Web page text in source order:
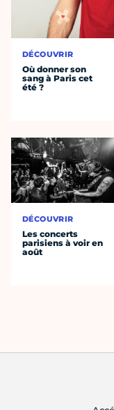
DÉCOUVRIR
Où donner son
sang à Paris cet
été ?
DÉCOUVRIR
Les concerts
parisiens à voir en
août